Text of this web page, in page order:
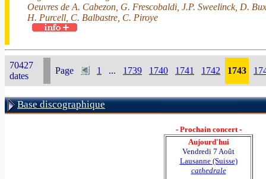
Oeuvres de A. Cabezon, G. Frescobaldi, J.P. Sweelinck, D.
H. Purcell, C. Balbastre, C. Piroye
70427
dates
Page 1 ... 1739 1740 1741 1742 1743
Base discographique
- Prochain concert -
Aujourd'hui
Vendredi 7 Août
Lausanne (Suisse)
cathedrale